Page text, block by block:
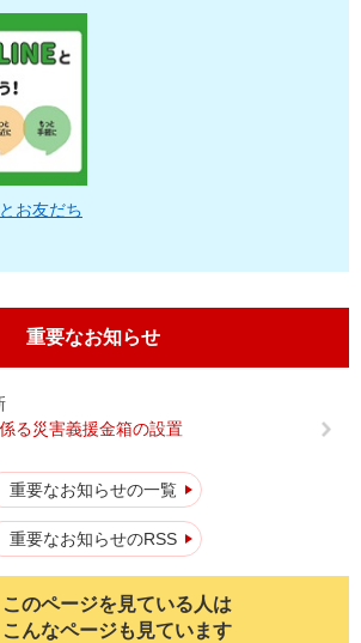
お友だち
重要なお知らせ
る災害義援金箱の設置
重要なお知らせの一覧
重要なお知らせのRSS
このページを見ている人は
こんなページも見ています